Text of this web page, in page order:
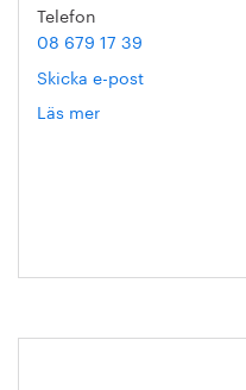
Telefon
08 679 17 39
Skicka e-post
Läs mer